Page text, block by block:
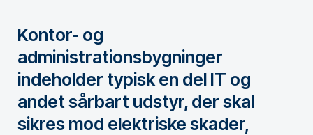
Kontor- og
administrationsbygninger
indeholder typisk en del IT og
andet sårbart udstyr, der skal
sikres mod elektriske skader,